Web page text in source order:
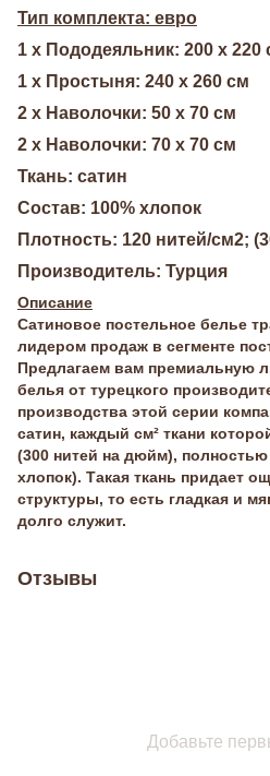
Тип комплекта: евро
1 х Пододеяльник: 200 х 220
1 х Простыня: 240 х 260 см
2 х Наволочки: 50 х 70 см
2 х Наволочки: 70 х 70 см
Ткань: сатин
Состав: 100% хлопок
Плотность: 120 нитей/см2;
Производитель: Турция
Описание
Сатиновое постельное белье
лидером продаж в сегменте
Предлагаем вам премиальную
белья от турецкого
производства этой серии
сатин, каждый см² ткани
(300 нитей на дюйм), полностью
хлопок). Такая ткань придает
структуры, то есть гладкая и
долго служит.
Отзывы
Добавьте